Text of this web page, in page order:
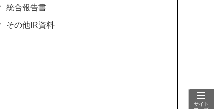
統合報告書
その他IR資料
サイト